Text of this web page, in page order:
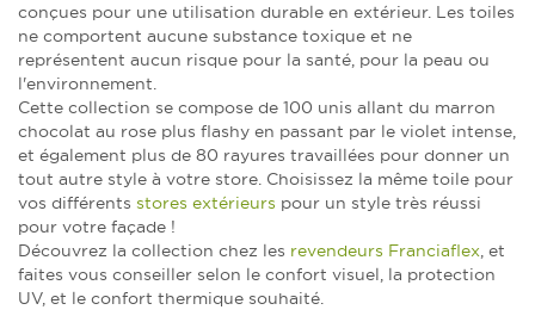
conçues pour une utilisation durable en extérieur. Les toiles
ne comportent aucune substance toxique et ne
représentent aucun risque pour la santé, pour la peau ou
l'environnement.
Cette collection se compose de 100 unis allant du marron
chocolat au rose plus flashy en passant par le violet intense,
et également plus de 80 rayures travaillées pour donner un
tout autre style à votre store. Choisissez la même toile pour
vos différents stores extérieurs pour un style très réussi
pour votre façade !
Découvrez la collection chez les revendeurs Franciaflex, et
faites vous conseiller selon le confort visuel, la protection
UV, et le confort thermique souhaité.